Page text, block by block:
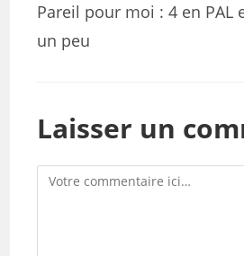
Pareil pour moi : 4 en PAL
un peu
Laisser un